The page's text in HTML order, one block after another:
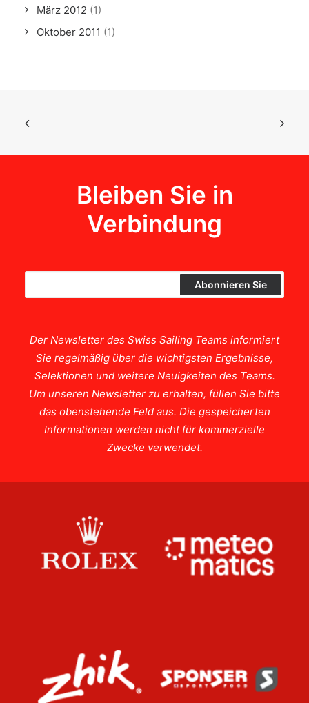
März 2012 (1)
Oktober 2011 (1)
Bleiben Sie in
Verbindung
Der Newsletter des Swiss Sailing Teams informiert
Sie regelmäßig über die wichtigsten Ergebnisse,
Selektionen und weitere Neuigkeiten des Teams.
Um unseren Newsletter zu erhalten, füllen Sie bitte
das obenstehende Feld aus. Die gespeicherten
Informationen werden nicht für kommerzielle
Zwecke verwendet.